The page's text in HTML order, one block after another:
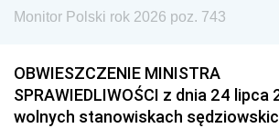
Monitor Polski rok 2026 poz. 743
OBWIESZCZENIE MINISTRA
SPRAWIEDLIWOŚCI z dnia 24 lipca
wolnych stanowiskach